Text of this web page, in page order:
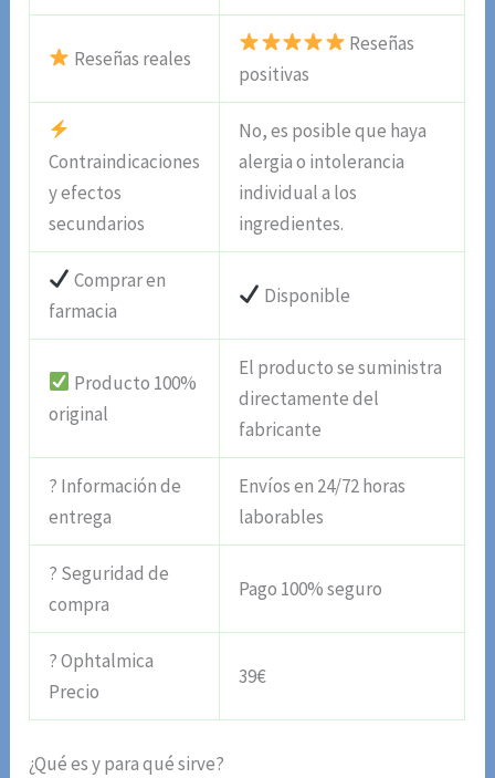
Reseñas reales
Reseñas
positivas
Contraindicaciones
y efectos
secundarios
No, es posible que haya
alergia o intolerancia
individual a los
ingredientes.
Comprar en
farmacia
Disponible
Producto 100%
original
El producto se suministra
directamente del
fabricante
? Información de
entrega
Envíos en 24/72 horas
laborables
? Seguridad de
compra
Pago 100% seguro
? Ophtalmica
Precio
39€
¿Qué es y para qué sirve?